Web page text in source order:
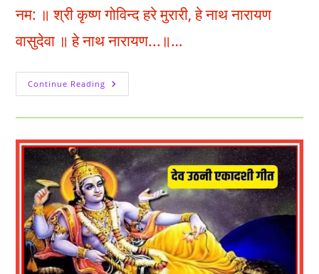
नम: ॥ श्री कृष्ण गोविन्द हरे मुरारी, हे नाथ नारायण
वासुदेवा ॥ हे नाथ नारायण...॥…
Continue Reading श्री
कृष्णा
भजन
(Shri
Krishna
Govind
Hare
Murari)